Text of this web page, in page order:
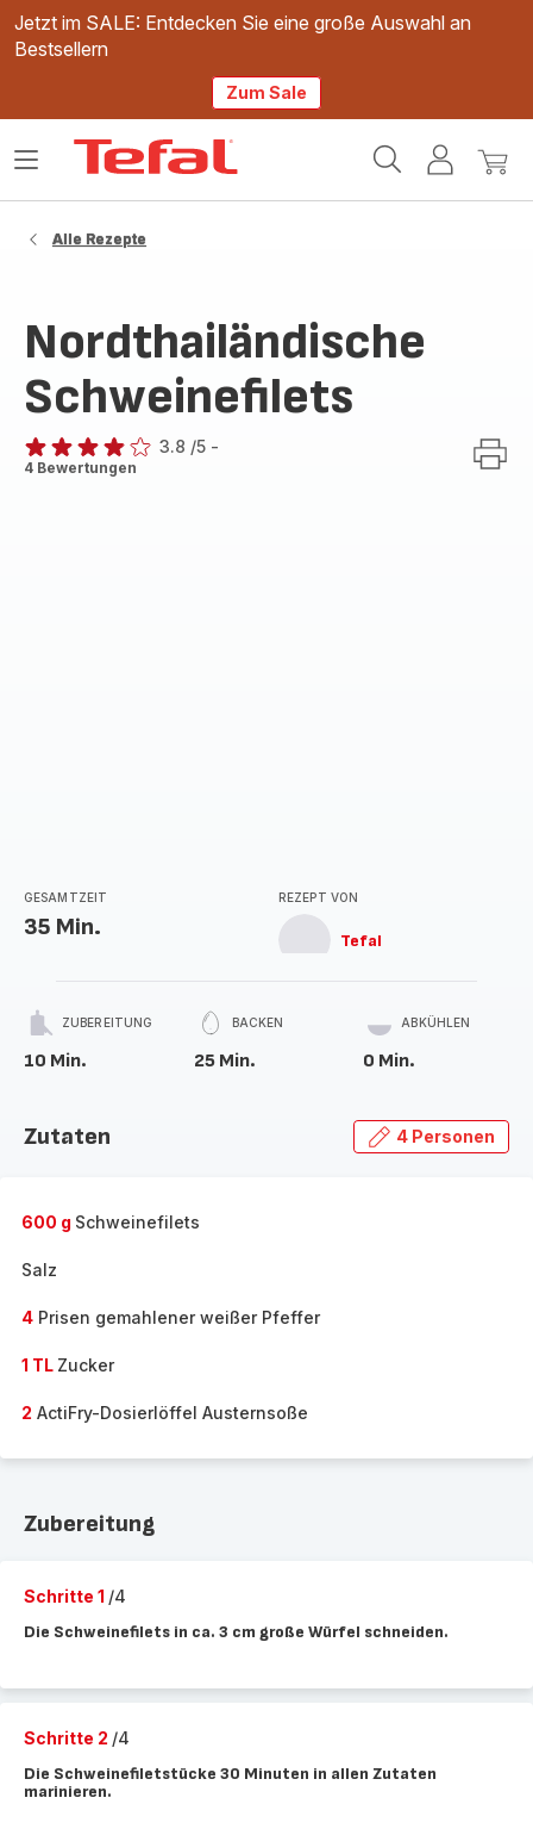
Jetzt im SALE: Entdecken Sie eine große Auswahl an
Bestsellern
Zum Sale
Mein
Mein
Das
Alle Rezepte
Nordthailändische
Schweinefilets
ratings.3.8
3.8 /5 -
4 Bewertungen
GESAMTZEIT
35 Min.
REZEPT VON
Tefal
ZUBEREITUNG
10 Min.
BACKEN
25 Min.
ABKÜHLEN
0 Min.
Zutaten 4 Personen
600 g Schweinefilets
Salz
4 Prisen gemahlener weißer Pfeffer
1 TL Zucker
2 ActiFry-Dosierlöffel Austernsoße
Zubereitung
Schritte 1 /4
Die Schweinefilets in ca. 3 cm große Würfel schneiden.
Schritte 2 /4
Die Schweinefiletstücke 30 Minuten in allen Zutaten
marinieren.